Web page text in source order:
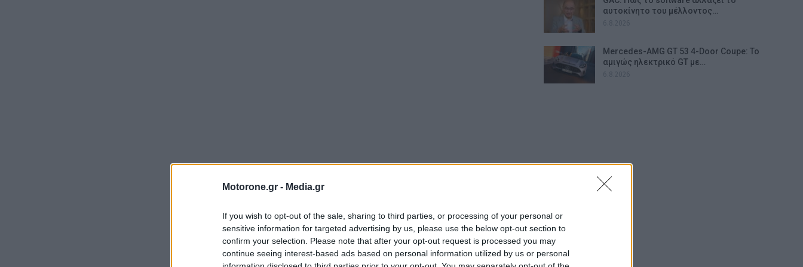
Motorone.gr - Media.gr
If you wish to opt-out of the sale, sharing to third parties, or processing of your personal or
sensitive information for targeted advertising by us, please use the below opt-out section to
confirm your selection. Please note that after your opt-out request is processed you may
continue seeing interest-based ads based on personal information utilized by us or personal
αυτοκίνητο του μέλλοντος…
Mercedes-AMG GT 53 4-Door Coupe: Το
αμιγώς ηλεκτρικό GT με…